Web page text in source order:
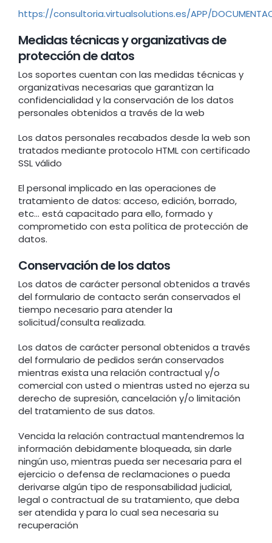
https://consultoria.virtualsolutions.es/APP/
Medidas técnicas y organizativas de
protección de datos
Los soportes cuentan con las medidas técnicas y
organizativas necesarias que garantizan la
confidencialidad y la conservación de los datos
personales obtenidos a través de la web
Los datos personales recabados desde la web son
tratados mediante protocolo HTML con certificado
SSL válido
El personal implicado en las operaciones de
tratamiento de datos: acceso, edición, borrado,
etc… está capacitado para ello, formado y
comprometido con esta política de protección de
datos.
Conservación de los datos
Los datos de carácter personal obtenidos a través
del formulario de contacto serán conservados el
tiempo necesario para atender la
solicitud/consulta realizada.
Los datos de carácter personal obtenidos a través
del formulario de pedidos serán conservados
mientras exista una relación contractual y/o
comercial con usted o mientras usted no ejerza su
derecho de supresión, cancelación y/o limitación
del tratamiento de sus datos.
Vencida la relación contractual mantendremos la
información debidamente bloqueada, sin darle
ningún uso, mientras pueda ser necesaria para el
ejercicio o defensa de reclamaciones o pueda
derivarse algún tipo de responsabilidad judicial,
legal o contractual de su tratamiento, que deba
ser atendida y para lo cual sea necesaria su
recuperación